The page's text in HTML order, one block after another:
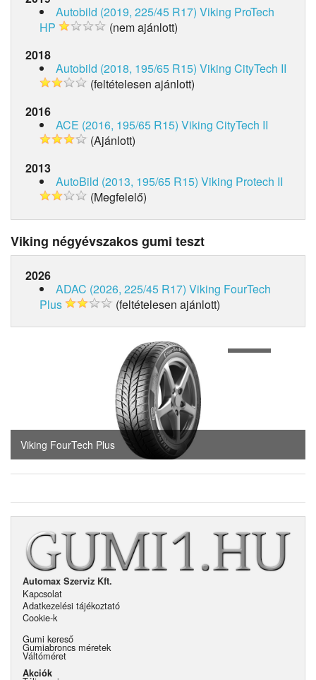
Autobild (2019, 225/45 R17) Viking ProTech
HP
(nem ajánlott)
2018
Autobild (2018, 195/65 R15) Viking CityTech II
(feltételesen ajánlott)
2016
ACE (2016, 195/65 R15) Viking CityTech II
(Ajánlott)
2013
AutoBild (2013, 195/65 R15) Viking Protech II
(Megfelelő)
Viking négyévszakos gumi teszt
2026
ADAC (2026, 225/45 R17) Viking FourTech
Plus
(feltételesen ajánlott)
Viking FourTech Plus
Automax Szerviz Kft.
Kapcsolat
Adatkezelési tájékoztató
Cookie-k
Gumi kereső
Gumiabroncs méretek
Váltóméret
Akciók